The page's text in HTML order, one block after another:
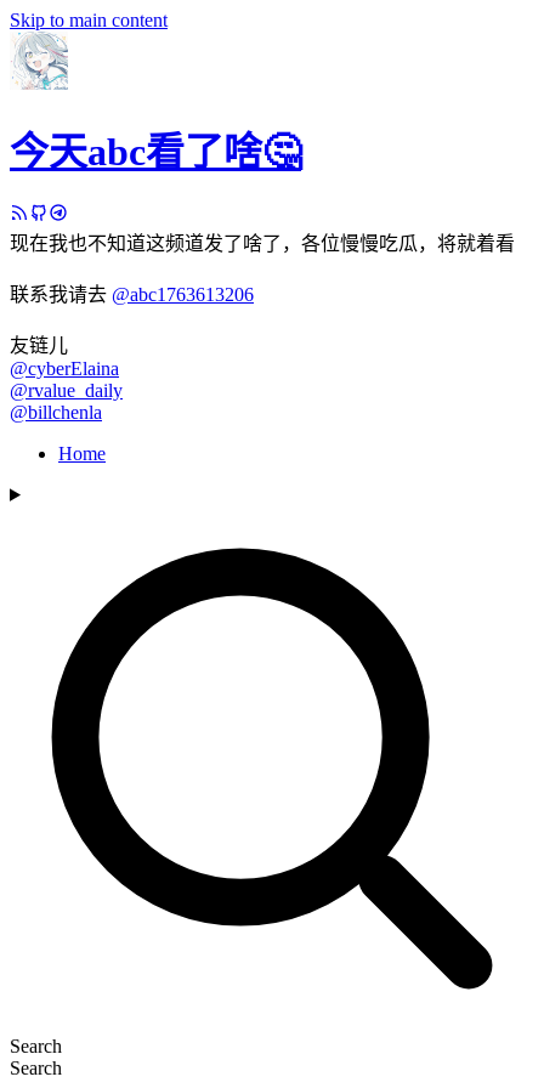
Skip to main content
今天abc看了啥🤔
现在我也不知道这频道发了啥了，各位慢慢吃瓜，将就着看
联系我请去 @abc1763613206
友链儿
@cyberElaina
@rvalue_daily
@billchenla
Home
Search
Search